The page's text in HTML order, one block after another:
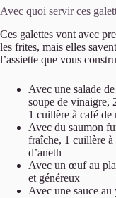
Avec quoi servir ces
Ces galettes vont avec
les frites, mais elles
l’assiette que vous
Avec une salade
soupe de vinaigre,
1 cuillère à café de
Avec du saumon
fraîche, 1 cuillère à
d’aneth
Avec un œuf au
et généreux
Avec une sauce